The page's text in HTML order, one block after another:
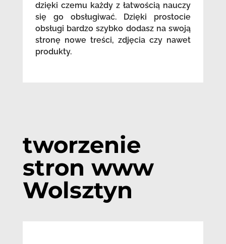
dzięki czemu każdy z łatwością nauczy
się go obsługiwać. Dzięki prostocie
obsługi bardzo szybko dodasz na swoją
stronę nowe treści, zdjęcia czy nawet
produkty.
tworzenie
stron www
Wolsztyn